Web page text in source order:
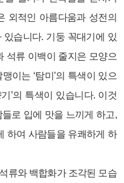
외적인 아름다움과 성전의
습니다. 기둥 꼭대기에 있
석류 이백이 줄지은 모양으
이는 ‘탐미’의 특색이 있으
’의 특색이 있습니다. 이것
로 입에 맛을 느끼게 하고,
하여 사람들을 유쾌하게 하
류와 백합화가 조각된 모습